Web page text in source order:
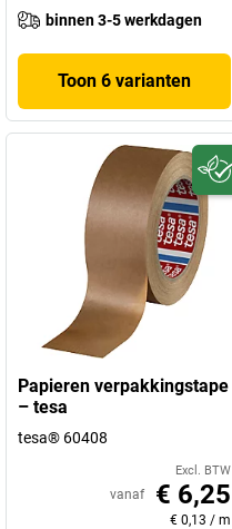
binnen 3-5 werkdagen
Toon 6 varianten
Papieren verpakkingstape
– tesa
tesa® 60408
Excl. BTW
vanaf € 6,25
€ 0,13 / m